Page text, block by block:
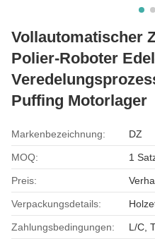
Vollautomatischer
Polier-Roboter
Puffing Motorlager
Markenbezeichnung: DZ
MOQ: 1
Preis:
Verpackungsdetails:
Zahlungsbedingungen: L/C,